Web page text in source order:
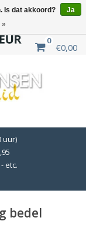
0
€0,00
uur)
etc.
bedel
Is dat akkoord?
Ja
»